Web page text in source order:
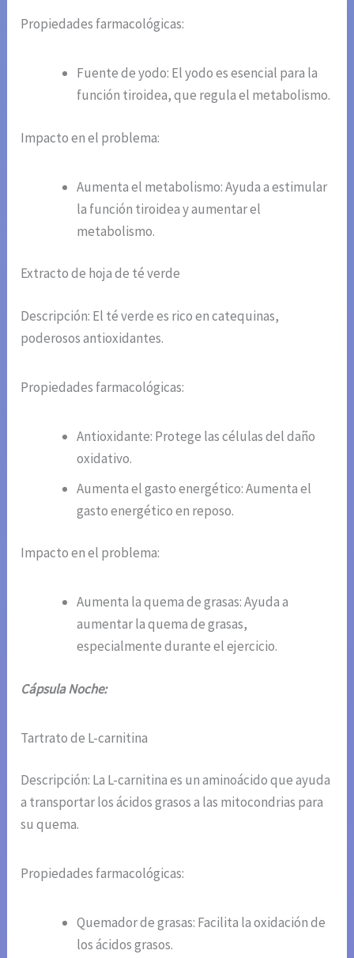
Propiedades farmacológicas:
Fuente de yodo: El yodo es esencial para la
función tiroidea, que regula el metabolismo.
Impacto en el problema:
Aumenta el metabolismo: Ayuda a estimular
la función tiroidea y aumentar el
metabolismo.
Extracto de hoja de té verde
Descripción: El té verde es rico en catequinas,
poderosos antioxidantes.
Propiedades farmacológicas:
Antioxidante: Protege las células del daño
oxidativo.
Aumenta el gasto energético: Aumenta el
gasto energético en reposo.
Impacto en el problema:
Aumenta la quema de grasas: Ayuda a
aumentar la quema de grasas,
especialmente durante el ejercicio.
Cápsula Noche:
Tartrato de L-carnitina
Descripción: La L-carnitina es un aminoácido que ayuda
a transportar los ácidos grasos a las mitocondrias para
su quema.
Propiedades farmacológicas:
Quemador de grasas: Facilita la oxidación de
los ácidos grasos.